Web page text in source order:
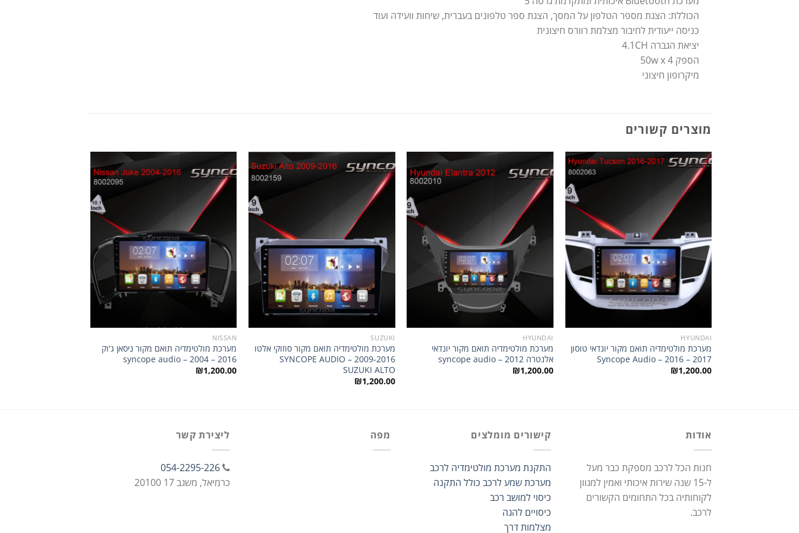
הכוללת: הצגת מספר הטלפון על המסך, הצגת ספר טלפונים בעברית, שיחות וועידה ועוד
כניסה ייעודית לחיבור מצלמת רוורס חיצונית
יציאת הגברה 4.1CH
הספק 50w x 4
מיקרופון חיצוני
מוצרים קשורים
הוסף
לרשימת
המשאלות
HYUNDAI
מערכת מולטימדיה תואם מקור יונדאי טוסון
Syncope Audio – 2016 – 2017
₪1,200.00
הוסף
המשאלות
HYUNDAI
מערכת מולטימדיה תואם מקור יונדאי
אלנטרה 2012 – syncope audio
₪1,200.00
המשאלות
SUZUKI
מערכת מולטימדיה תואם מקור סוזוקי אלטו
2009-2016 SYNCOPE AUDIO –
SUZUKI ALTO
₪1,200.00
הוסף
לרשימת
המשאלות
NISSAN
מערכת מולטימדיה תואם מקור ניסאן ג'וק
syncope audio – 2004 – 2016
₪1,200.00
אודות
חנות הכל לרכב מספקת כבר מעל
ל-15 שנה שירות איכותי ואמין למגוון
לקוחותיה בכל התחומים הקשורים
לרכב.
קישורים מומלצים
התקנת מערכת מולטימדיה לרכב
מערכת שמע לרכב כולל התקנה
כיסוי למושב רכב
כיסויים להגה
מצלמות דרך
מפה ליצירת קשר
054-2295-226
כרמיאל, משגב 17 20100